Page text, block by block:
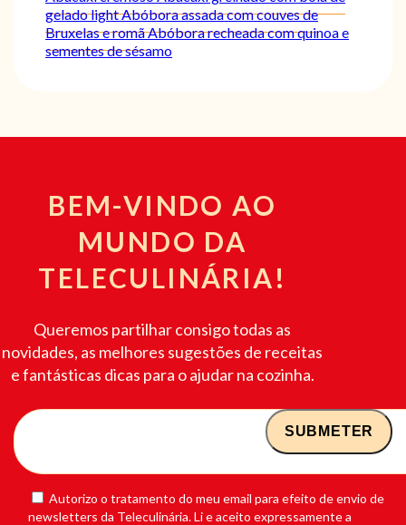
gelado lightAbóbora assada com couves de
Bruxelas e romãAbóbora recheada com quinoa e
sementes de sésamo
BEM-VINDO AO
MUNDO DA
TELECULINÁRIA!
Queremos partilhar consigo todas as
novidades, as melhores sugestões de receitas
e fantásticas dicas para o ajudar na cozinha.
Autorizo o tratamento do meu email para efeito de envio de
newsletters da Teleculinária. Li e aceito expressamente a